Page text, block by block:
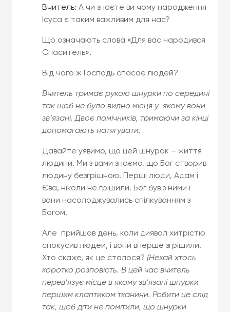
Вчитель: А чи знаєте ви чому народження
Ісуса є таким важливим для нас?
Що означають слова «Для вас народився
Спаситель».
Від чого ж Господь спасає людей?
Вчитель тримає рукою шнурки по середині
так щоб не було видно місця у якому вони
зв’язані. Двоє помічників, тримаючи за кінці
допомагають натягувати.
Давайте уявимо, що цей шнурок – життя
людини. Ми з вами знаємо, що Бог створив
людину безгрішною. Перші люди, Адам і
Єва, ніколи не грішили. Бог був з ними і
вони насолоджувались спілкуванням з
Богом.
Але прийшов день, коли диявол хитрістю
спокусив людей, і вони вперше згрішили.
Хто скаже, як це сталося? (Нехай хтось
коротко розповість. В цей час вчитель
перев’язує місце в якому зв’язані шнурки
першим клаптиком тканини. Робити це слід
так, щоб діти не помітили, що шнурки